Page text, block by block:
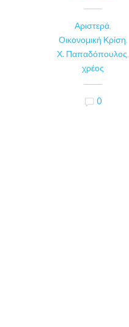
Αριστερά,
Οικονομική Κρίση,
Χ. Παπαδόπουλος,
χρέος
0